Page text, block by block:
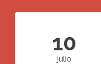
10
julio